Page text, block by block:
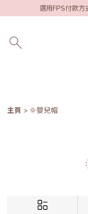
選用FPS付款方
主頁 🌞嬰兒帽